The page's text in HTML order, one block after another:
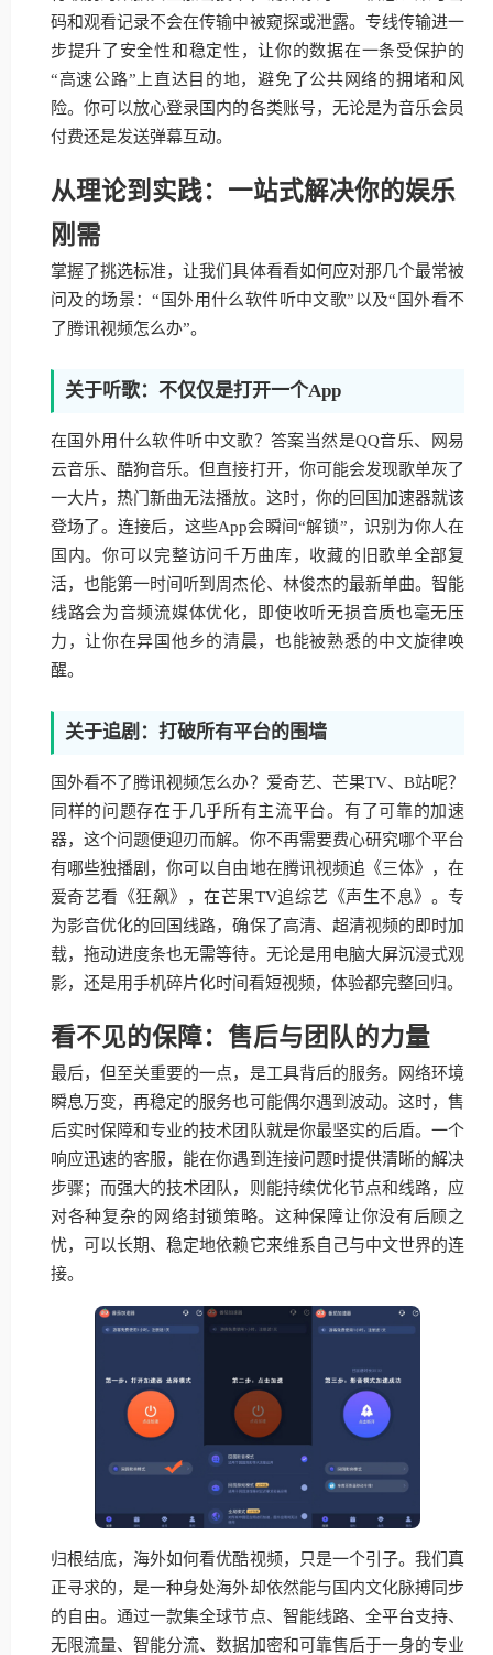
码和观看记录不会在传输中被窥探或泄露。专线传输进一
步提升了安全性和稳定性，让你的数据在一条受保护的
“高速公路”上直达目的地，避免了公共网络的拥堵和风
险。你可以放心登录国内的各类账号，无论是为音乐会员
付费还是发送弹幕互动。
从理论到实践：一站式解决你的娱乐
刚需
掌握了挑选标准，让我们具体看看如何应对那几个最常被
问及的场景：“国外用什么软件听中文歌”以及“国外看不
了腾讯视频怎么办”。
关于听歌：不仅仅是打开一个App
在国外用什么软件听中文歌？答案当然是QQ音乐、网易
云音乐、酷狗音乐。但直接打开，你可能会发现歌单灰了
一大片，热门新曲无法播放。这时，你的回国加速器就该
登场了。连接后，这些App会瞬间“解锁”，识别为你人在
国内。你可以完整访问千万曲库，收藏的旧歌单全部复
活，也能第一时间听到周杰伦、林俊杰的最新单曲。智能
线路会为音频流媒体优化，即使收听无损音质也毫无压
力，让你在异国他乡的清晨，也能被熟悉的中文旋律唤
醒。
关于追剧：打破所有平台的围墙
国外看不了腾讯视频怎么办？爱奇艺、芒果TV、B站呢？
同样的问题存在于几乎所有主流平台。有了可靠的加速
器，这个问题便迎刃而解。你不再需要费心研究哪个平台
有哪些独播剧，你可以自由地在腾讯视频追《三体》，在
爱奇艺看《狂飙》，在芒果TV追综艺《声生不息》。专
为影音优化的回国线路，确保了高清、超清视频的即时加
载，拖动进度条也无需等待。无论是用电脑大屏沉浸式观
影，还是用手机碎片化时间看短视频，体验都完整回归。
看不见的保障：售后与团队的力量
最后，但至关重要的一点，是工具背后的服务。网络环境
瞬息万变，再稳定的服务也可能偶尔遇到波动。这时，售
后实时保障和专业的技术团队就是你最坚实的后盾。一个
响应迅速的客服，能在你遇到连接问题时提供清晰的解决
步骤；而强大的技术团队，则能持续优化节点和线路，应
对各种复杂的网络封锁策略。这种保障让你没有后顾之
忧，可以长期、稳定地依赖它来维系自己与中文世界的连
接。
归根结底，海外如何看优酷视频，只是一个引子。我们真
正寻求的，是一种身处海外却依然能与国内文化脉搏同步
的自由。通过一款集全球节点、智能线路、全平台支持、
无限流量、智能分流、数据加密和可靠售后于一身的专业